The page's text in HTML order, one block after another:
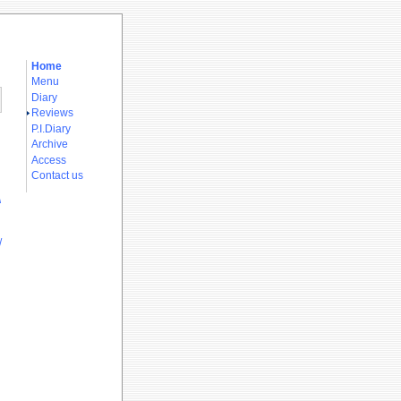
Home
Menu
Diary
Reviews
P.I.Diary
Archive
Access
Contact us